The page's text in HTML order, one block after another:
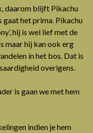
daarom blijft Pikachu
het prima. Pikachu
hij is wel lief met de
maar hij kan ook erg
in het bos. Dat is
overigens.
is gaan we met hem
indien je hem